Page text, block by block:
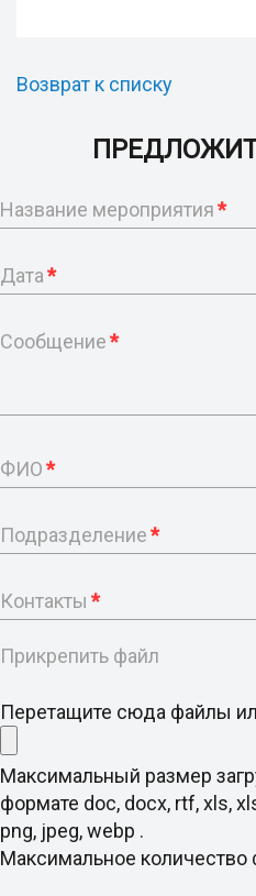
Возврат к списку
Название мероприятия*
Дата*
Сообщение*
ФИО*
Подразделение*
Контакты *
Прикрепить файл
Перетащите сюда файлы
Максимальный размер
формате doc, docx, rtf, xls,
png, jpeg, webp .
Максимальное количество